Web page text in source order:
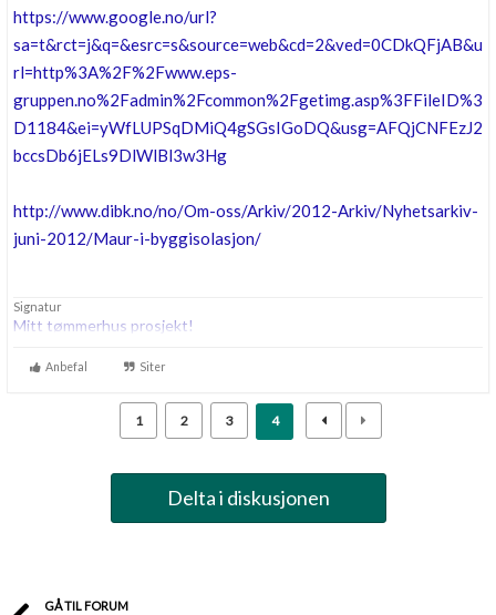
https://www.google.no/url?
sa=t&rct=j&q=&esrc=s&source=web&cd=2&ved=0CDkQFjAB&u
rl=http%3A%2F%2Fwww.eps-
gruppen.no%2Fadmin%2Fcommon%2Fgetimg.asp%3FFileID%3
D1184&ei=yWfLUPSqDMiQ4gSGsIGoDQ&usg=AFQjCNFEzJ2
bccsDb6jELs9DlWlBl3w3Hg
http://www.dibk.no/no/Om-oss/Arkiv/2012-Arkiv/Nyhetsarkiv-
juni-2012/Maur-i-byggisolasjon/
Signatur
Mitt tømmerhus prosjekt!
Anbefal Siter
1 2 3 4
Delta i diskusjonen
GÅ TIL FORUM